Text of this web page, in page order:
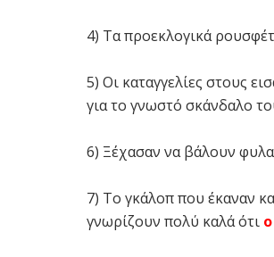
4) Τα προεκλογικά
5) Οι καταγγελίες στους
για το γνωστό σκάνδαλο
6) Ξέχασαν να βάλουν
7) Το γκάλοπ που έκαναν
γνωρίζουν πολύ καλά ότι